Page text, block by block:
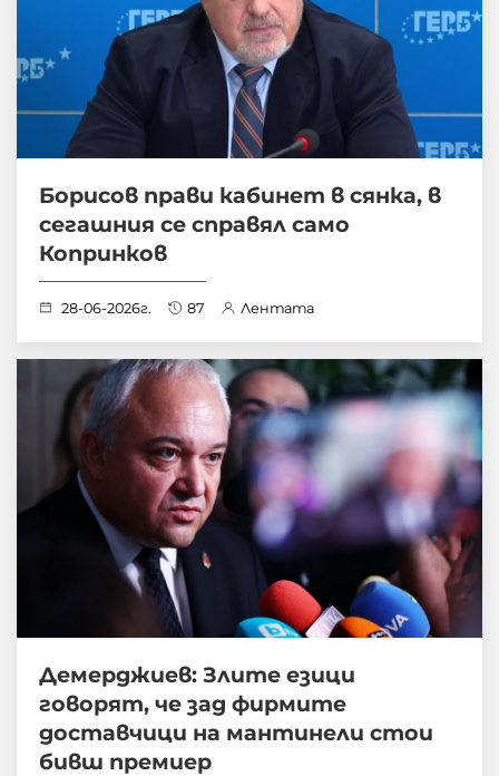
Борисов прави кабинет в сянка, в
сегашния се справял само
Копринков
28-06-2026г. 87 Лентата
Демерджиев: Злите езици
говорят, че зад фирмите
доставчици на мантинели стои
бивш премиер